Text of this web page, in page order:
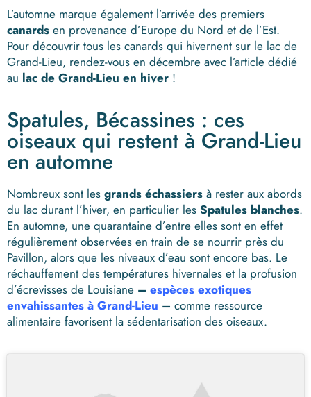
L’automne marque également l’arrivée des premiers
canards en provenance d’Europe du Nord et de l’Est.
Pour découvrir tous les canards qui hivernent sur le lac de
Grand-Lieu, rendez-vous en décembre avec l’article dédié
au lac de Grand-Lieu en hiver !
Spatules, Bécassines : ces
oiseaux qui restent à Grand-Lieu
en automne
Nombreux sont les grands échassiers à rester aux abords
du lac durant l’hiver, en particulier les Spatules blanches.
En automne, une quarantaine d’entre elles sont en effet
régulièrement observées en train de se nourrir près du
Pavillon, alors que les niveaux d’eau sont encore bas. Le
réchauffement des températures hivernales et la profusion
d’écrevisses de Louisiane – espèces exotiques
envahissantes à Grand-Lieu – comme ressource
alimentaire favorisent la sédentarisation des oiseaux.